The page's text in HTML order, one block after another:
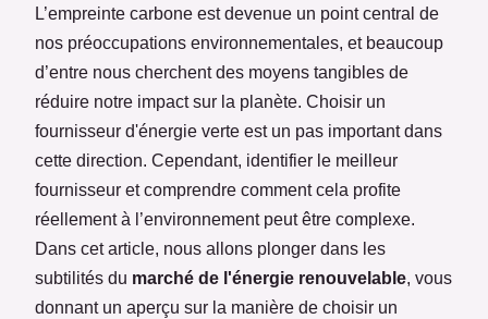
L’empreinte carbone est devenue un point central de
nos préoccupations environnementales, et beaucoup
d’entre nous cherchent des moyens tangibles de
réduire notre impact sur la planète. Choisir un
fournisseur d'énergie verte est un pas important dans
cette direction. Cependant, identifier le meilleur
fournisseur et comprendre comment cela profite
réellement à l’environnement peut être complexe.
Dans cet article, nous allons plonger dans les
subtilités du marché de l'énergie renouvelable, vous
donnant un aperçu sur la manière de choisir un